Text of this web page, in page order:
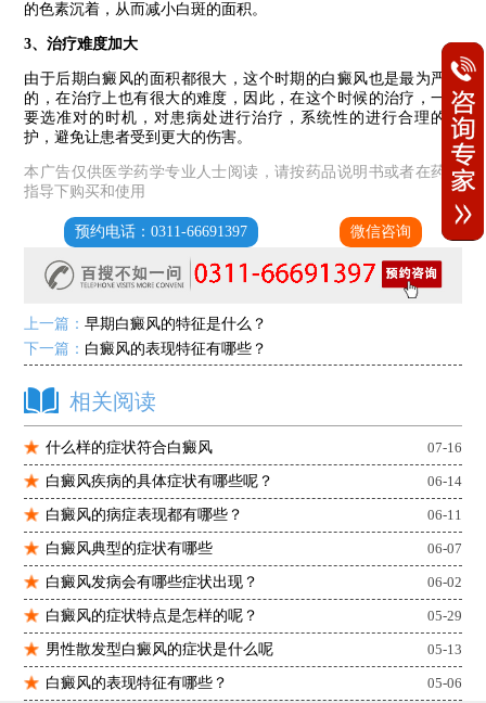
的色素沉着，从而减小白斑的面积。
3、治疗难度加大
由于后期白癜风的面积都很大，这个时期的白癜风也是最为严重
的，在治疗上也有很大的难度，因此，在这个时候的治疗，一定
要选准对的时机，对患病处进行治疗，系统性的进行合理的维
护，避免让患者受到更大的伤害。
本广告仅供医学药学专业人士阅读，请按药品说明书或者在药师
指导下购买和使用
预约电话：0311-66691397 微信咨询
上一篇：早期白癜风的特征是什么？
下一篇： 白癜风的表现特征有哪些？
相关阅读
什么样的症状符合白癜风 07-16
白癜风疾病的具体症状有哪些呢？ 06-14
白癜风的病症表现都有哪些？ 06-11
白癜风典型的症状有哪些 06-07
白癜风发病会有哪些症状出现？ 06-02
白癜风的症状特点是怎样的呢？ 05-29
男性散发型白癜风的症状是什么呢 05-13
白癜风的表现特征有哪些？ 05-06